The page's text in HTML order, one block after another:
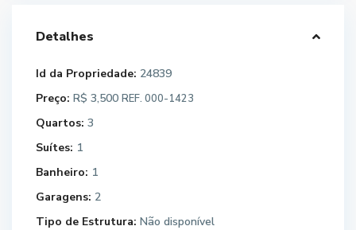
Detalhes
Id da Propriedade: 24839
Preço: R$ 3,500 REF. 000-1423
Quartos: 3
Suítes: 1
Banheiro: 1
Garagens: 2
Tipo de Estrutura: Não disponível